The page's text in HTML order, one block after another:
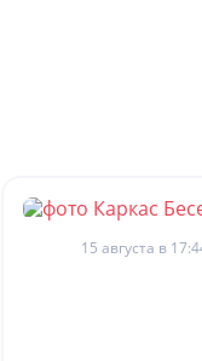
15 августа в